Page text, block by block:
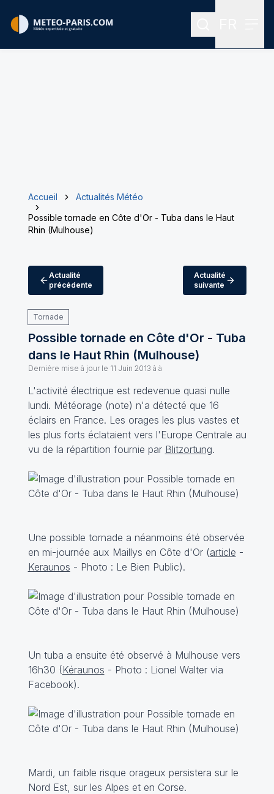
Rechercher
Accueil
Actualités Météo
Possible tornade en Côte d'Or - Tuba dans le Haut
Rhin (Mulhouse)
Actualité
précédente
Actualité
suivante
Tornade
Possible tornade en Côte d'Or - Tuba
dans le Haut Rhin (Mulhouse)
Dernière mise à jour le 11 Juin 2013 à à
L'activité électrique est redevenue quasi nulle
lundi. Météorage (note) n'a détecté que 16
éclairs en France. Les orages les plus vastes et
les plus forts éclataient vers l'Europe Centrale au
vu de la répartition fournie par Blitzortung.
Une possible tornade a néanmoins été observée
en mi-journée aux Maillys en Côte d'Or (article -
Keraunos - Photo : Le Bien Public).
Un tuba a ensuite été observé à Mulhouse vers
16h30 (Kéraunos - Photo : Lionel Walter via
Facebook).
Mardi, un faible risque orageux persistera sur le
Nord Est, sur les Alpes et en Corse.